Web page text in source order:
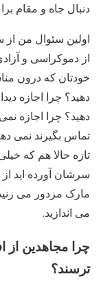
دنبال جاه و مقام
اولین سئوال من
از دموکراسی و
خودتان که درون
دهید؟ چرا اجازه
دهید؟ چرا اجازه
تماس بگیرند نمی
تازه حالا هم که
سرشان آورده اید
مارک مزدور می
می اندازید.
چرا مجاهدین
ترسند؟